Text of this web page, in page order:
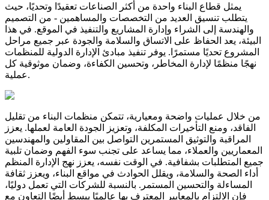
يمثل قطاع البناء واحدة من أكثر الصناعات تعقيدًا وتحديًا، حيث
يتطلب تنسيق العديد من التخصصات والمساهمين - من التصميم
والهندسة إلى الشراء وإدارة المشاريع والتنفيذ في الموقع. في هذا
البيئة، يعد الحفاظ على الاتساق والسلامة والجودة عبر جميع مراحل
المشروع تحديًا مستمرًا. يوفر تنفيذ مبادئ الإدارة الدولية للمنظمات
نهجًا منظمًا لإدارة المخاطر، وتحسين الكفاءة، وضمان موثوقية كل
عملية.
من خلال عمليات واضحة ومعيارية، تتمكن منظمات البناء من تقليل
الفاقد، ومنع التأخيرات المكلفة، وتعزيز الجودة العامة لعملها. يعزز
المراقبة والتوثيق المستمرين التواصل بين المقاولين والمهندسين
المعماريين والعملاء، مما يساعد على تجنب سوء الفهم وضمان تلبية
جميع المتطلبات بشفافية. في الوقت نفسه، يعزز نهج الإدارة المنظم
أداء الصحة والسلامة، ويقلل الحوادث في مواقع البناء، ويعزز ثقافة
المساءلة والتحسين المستمر. بالنسبة للشركات التي تعمل دوليًا،
فإن الالتزام بالمعايير المعترف بها عالميًا يبسط أيضًا التعاون مع